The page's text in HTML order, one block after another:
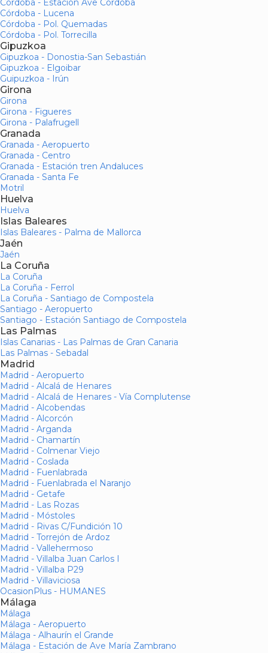
Córdoba - Estación Ave Córdoba
Córdoba - Lucena
Córdoba - Pol. Quemadas
Córdoba - Pol. Torrecilla
Gipuzkoa
Gipuzkoa - Donostia-San Sebastián
Gipuzkoa - Elgoibar
Guipuzkoa - Irún
Girona
Girona
Girona - Figueres
Girona - Palafrugell
Granada
Granada - Aeropuerto
Granada - Centro
Granada - Estación tren Andaluces
Granada - Santa Fe
Motril
Huelva
Huelva
Islas Baleares
Islas Baleares - Palma de Mallorca
Jaén
Jaén
La Coruña
La Coruña
La Coruña - Ferrol
La Coruña - Santiago de Compostela
Santiago - Aeropuerto
Santiago - Estación Santiago de Compostela
Las Palmas
Islas Canarias - Las Palmas de Gran Canaria
Las Palmas - Sebadal
Madrid
Madrid - Aeropuerto
Madrid - Alcalá de Henares
Madrid - Alcalá de Henares - Vía Complutense
Madrid - Alcobendas
Madrid - Alcorcón
Madrid - Arganda
Madrid - Chamartín
Madrid - Colmenar Viejo
Madrid - Coslada
Madrid - Fuenlabrada
Madrid - Fuenlabrada el Naranjo
Madrid - Getafe
Madrid - Las Rozas
Madrid - Móstoles
Madrid - Rivas C/Fundición 10
Madrid - Torrejón de Ardoz
Madrid - Vallehermoso
Madrid - Villalba Juan Carlos I
Madrid - Villalba P29
Madrid - Villaviciosa
OcasionPlus - HUMANES
Málaga
Málaga
Málaga - Aeropuerto
Málaga - Alhaurín el Grande
Málaga - Estación de Ave María Zambrano